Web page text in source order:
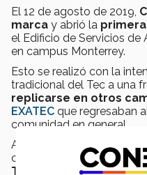
El 12 de agosto de 2019,
marca y abrió la
el Edificio de Servicios de
en campus Monterrey.
Esto se realizó con la
tradicional del Tec a una
replicarse en otros
EXATEC que regresaban
comunidad en general.
Actualmente, además del
campus que cuentan con
Tec
Ciudad de